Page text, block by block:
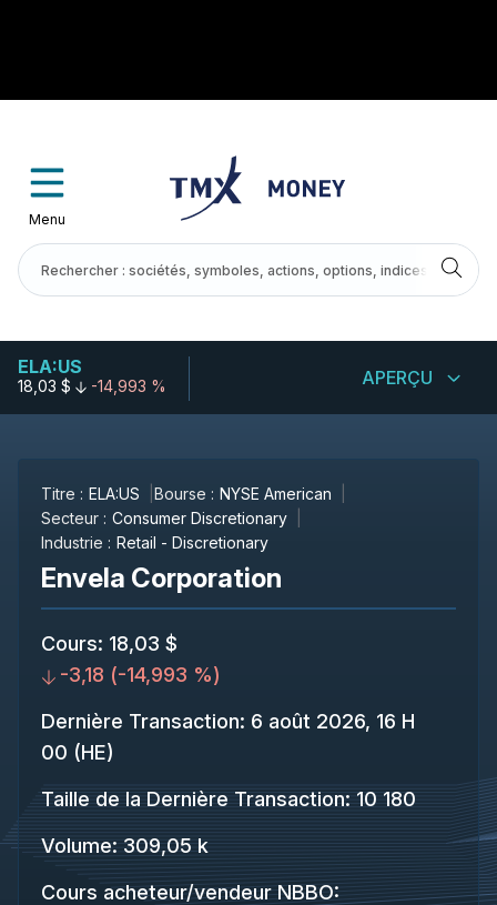
Menu
ELA:US
18,03 $ -14,993 % APERÇU
Titre : ELA:US Bourse : NYSE American
Secteur : Consumer Discretionary
Industrie : Retail - Discretionary
Envela Corporation
Cours: 18,03 $
-3,18 (-14,993 %)
Dernière Transaction: 6 août 2026, 16 H
00 (HE)
Taille de la Dernière Transaction: 10 180
Volume: 309,05 k
Cours acheteur/vendeur NBBO: